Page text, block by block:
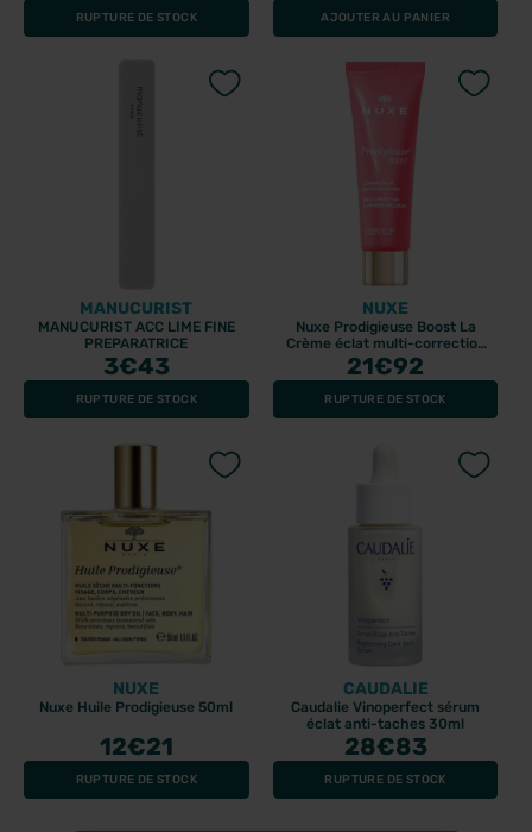
RUPTURE DE STOCK AJOUTER AU PANIER
MANUCURIST
MANUCURIST ACC LIME FINE
PREPARATRICE
3€43
RUPTURE DE STOCK
NUXE
Nuxe Prodigieuse Boost La
Crème éclat multi-correction
40ml
21€92
RUPTURE DE STOCK
NUXE
Nuxe Huile Prodigieuse 50ml
12€21
RUPTURE DE STOCK
CAUDALIE
Caudalie Vinoperfect sérum
éclat anti-taches 30ml
28€83
RUPTURE DE STOCK